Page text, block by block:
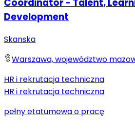
Coordinator - Talent,
Development
Skanska
Warszawa, województwo
HR i rekrutacja techniczna
HR i rekrutacja techniczna
pełny etatumowa o pracę